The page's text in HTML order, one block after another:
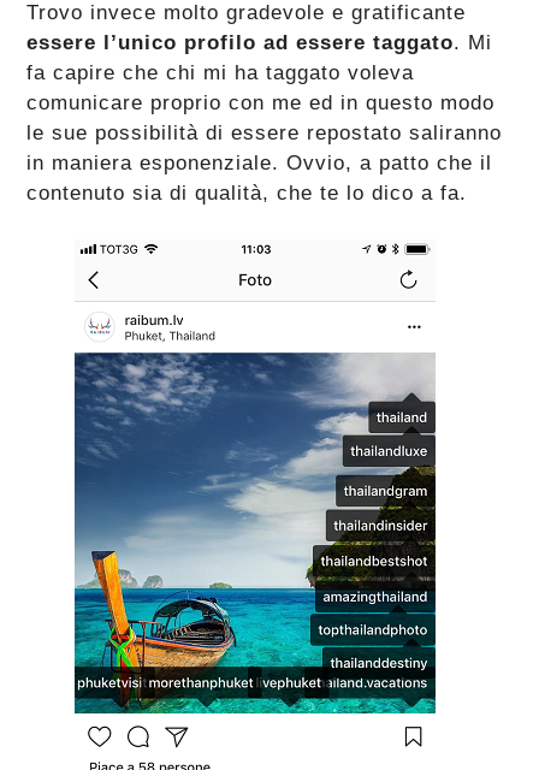
Trovo invece molto gradevole e gratificante
essere l’unico profilo ad essere taggato. Mi
fa capire che chi mi ha taggato voleva
comunicare proprio con me ed in questo modo
le sue possibilità di essere repostato saliranno
in maniera esponenziale. Ovvio, a patto che il
contenuto sia di qualità, che te lo dico a fa.